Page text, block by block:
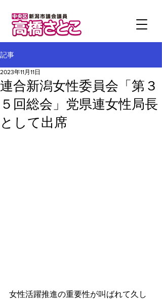
記事
連合新潟女性委員会「第３
５回総会」党県連女性局長
として出席
2023年11月11日
女性活躍推進の重要性が叫ばれて久し